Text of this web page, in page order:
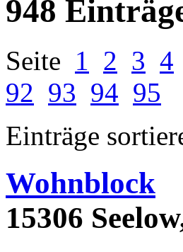
948
Seite 1 2 3 4
92 93 94 95
Einträge
Wohnblock
15306